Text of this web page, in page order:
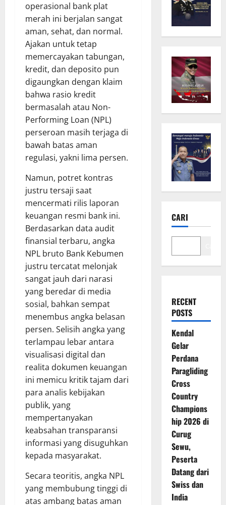
operasional bank plat
merah ini berjalan sangat
aman, sehat, dan normal.
Ajakan untuk tetap
memercayakan tabungan,
kredit, dan deposito pun
digaungkan dengan klaim
bahwa rasio kredit
bermasalah atau Non-
Performing Loan (NPL)
perseroan masih terjaga di
bawah batas aman
regulasi, yakni lima persen.
Namun, potret kontras
justru tersaji saat
mencermati rilis laporan
keuangan resmi bank ini.
Berdasarkan data audit
finansial terbaru, angka
NPL bruto Bank Kebumen
justru tercatat melonjak
sangat jauh dari narasi
yang beredar di media
sosial, bahkan sempat
menembus angka belasan
persen. Selisih angka yang
terlampau lebar antara
visualisasi digital dan
realita dokumen keuangan
ini memicu kritik tajam dari
para analis kebijakan
publik, yang
mempertanyakan
keabsahan transparansi
informasi yang disuguhkan
kepada masyarakat.
Secara teoritis, angka NPL
yang membubung tinggi di
atas ambang batas aman
CARI
RECENT
POSTS
Kendal
Gelar
Perdana
Paragliding
Cross
Country
Champions
hip 2026 di
Curug
Sewu,
Peserta
Datang dari
Swiss dan
India